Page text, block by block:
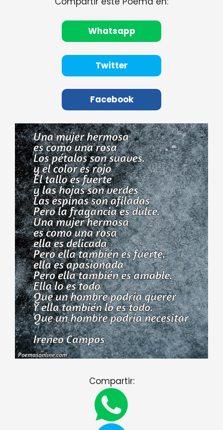
Whatsapp
Twitter
Facebook
Compartir: